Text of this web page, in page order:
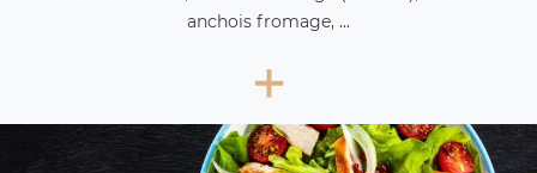
anchois fromage, ...
+